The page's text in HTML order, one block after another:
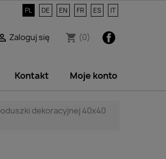
PL DE EN FR ES IT
Facebook
shopping_cart (0)
Zaloguj się
Kontakt Moje konto
dekoracyjnej 40x40